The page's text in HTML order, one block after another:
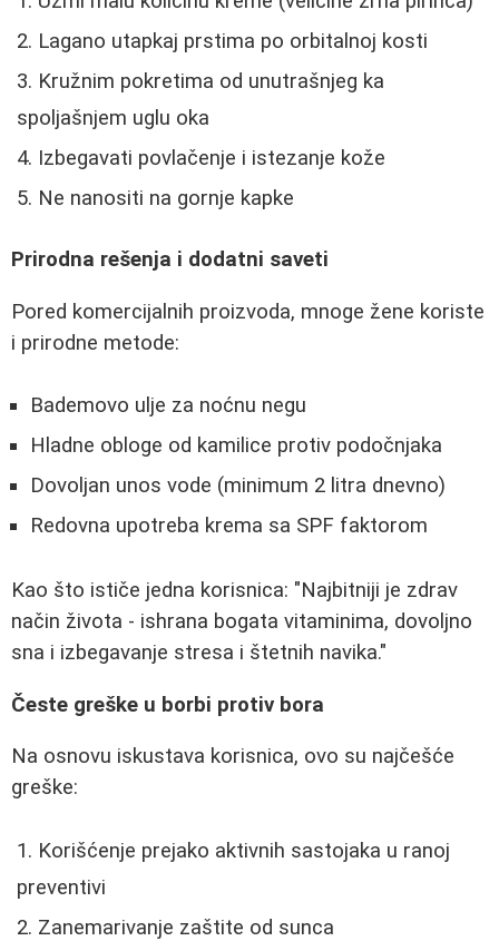
Lagano utapkaj prstima po orbitalnoj kosti
Kružnim pokretima od unutrašnjeg ka
spoljašnjem uglu oka
Izbegavati povlačenje i istezanje kože
Ne nanositi na gornje kapke
Prirodna rešenja i dodatni saveti
Pored komercijalnih proizvoda, mnoge žene koriste
i prirodne metode:
Bademovo ulje za noćnu negu
Hladne obloge od kamilice protiv podočnjaka
Dovoljan unos vode (minimum 2 litra dnevno)
Redovna upotreba krema sa SPF faktorom
Kao što ističe jedna korisnica: "Najbitniji je zdrav
način života - ishrana bogata vitaminima, dovoljno
sna i izbegavanje stresa i štetnih navika."
Česte greške u borbi protiv bora
Na osnovu iskustava korisnica, ovo su najčešće
greške:
Korišćenje prejako aktivnih sastojaka u ranoj
preventivi
Zanemarivanje zaštite od sunca